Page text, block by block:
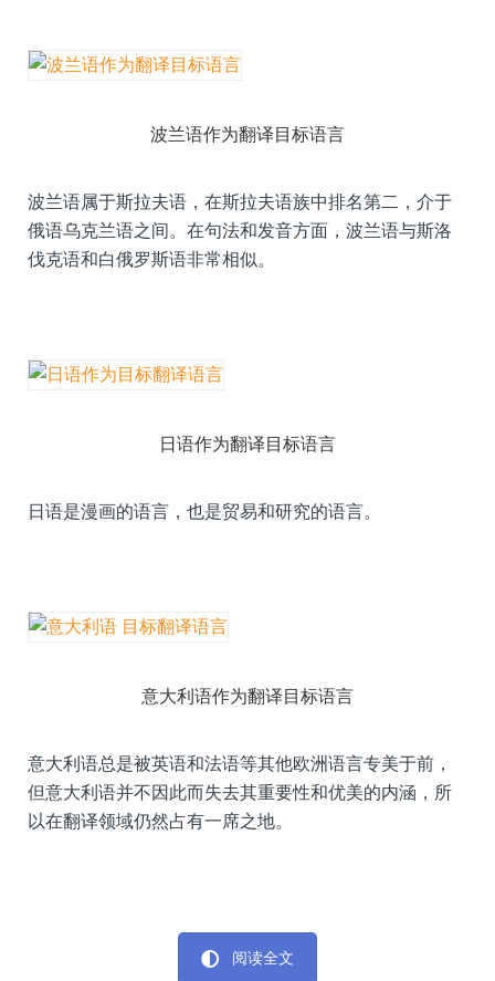
波兰语作为翻译目标语言
波兰语属于斯拉夫语，在斯拉夫语族中排名第二，介于
俄语乌克兰语之间。在句法和发音方面，波兰语与斯洛
伐克语和白俄罗斯语非常相似。
日语作为翻译目标语言
日语是漫画的语言，也是贸易和研究的语言。
意大利语作为翻译目标语言
意大利语总是被英语和法语等其他欧洲语言专美于前，
但意大利语并不因此而失去其重要性和优美的内涵，所
以在翻译领域仍然占有一席之地。
阅读全文